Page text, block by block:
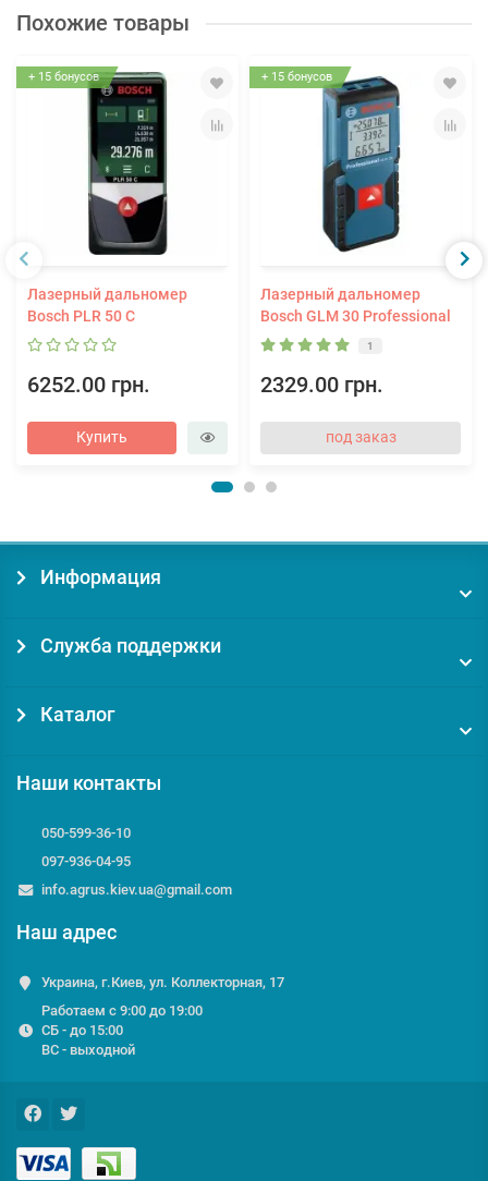
Похожие товары
+ 15 бонусов
Лазерный дальномер
Bosch PLR 50 C
6252.00 грн.
Купить
+ 15 бонусов
Лазерный дальномер
Bosch GLM 30 Professional
1
2329.00 грн.
под заказ
Информация
Служба поддержки
Каталог
Наши контакты
050-599-36-10
097-936-04-95
info.agrus.kiev.ua@gmail.com
Наш адрес
Украина, г.Киев, ул. Коллекторная, 17
Работаем с 9:00 до 19:00
СБ - до 15:00
ВС - выходной